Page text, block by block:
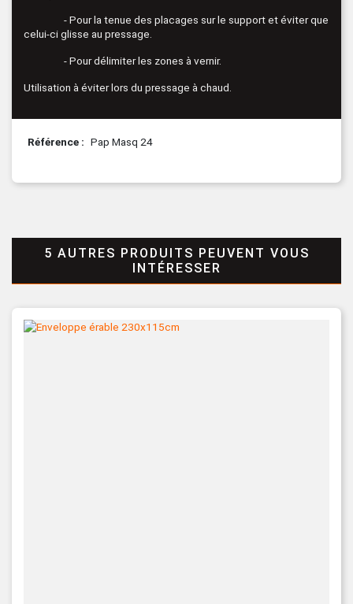
- Pour la tenue des placages sur le support et éviter que
celui-ci glisse au pressage.
- Pour délimiter les zones à vernir.
Utilisation à éviter lors du pressage à chaud.
Référence Pap Masq 24
5 AUTRES PRODUITS PEUVENT VOUS
INTÉRESSER